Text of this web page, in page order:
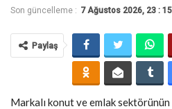
Son güncelleme : 7 Ağustos 2026, 23 : 15
Paylaş
Markalı konut ve emlak